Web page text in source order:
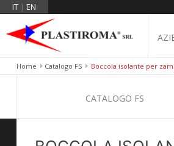
IT | EN
Home Catalogo FS Boccola isolante per
CATALOGO FS